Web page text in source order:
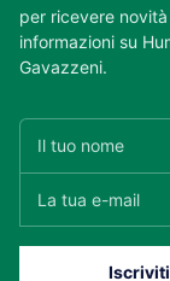
per ricevere
informazioni su
Gavazzeni.